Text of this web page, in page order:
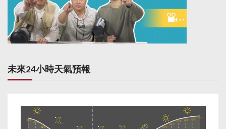
未來24小時天氣預報